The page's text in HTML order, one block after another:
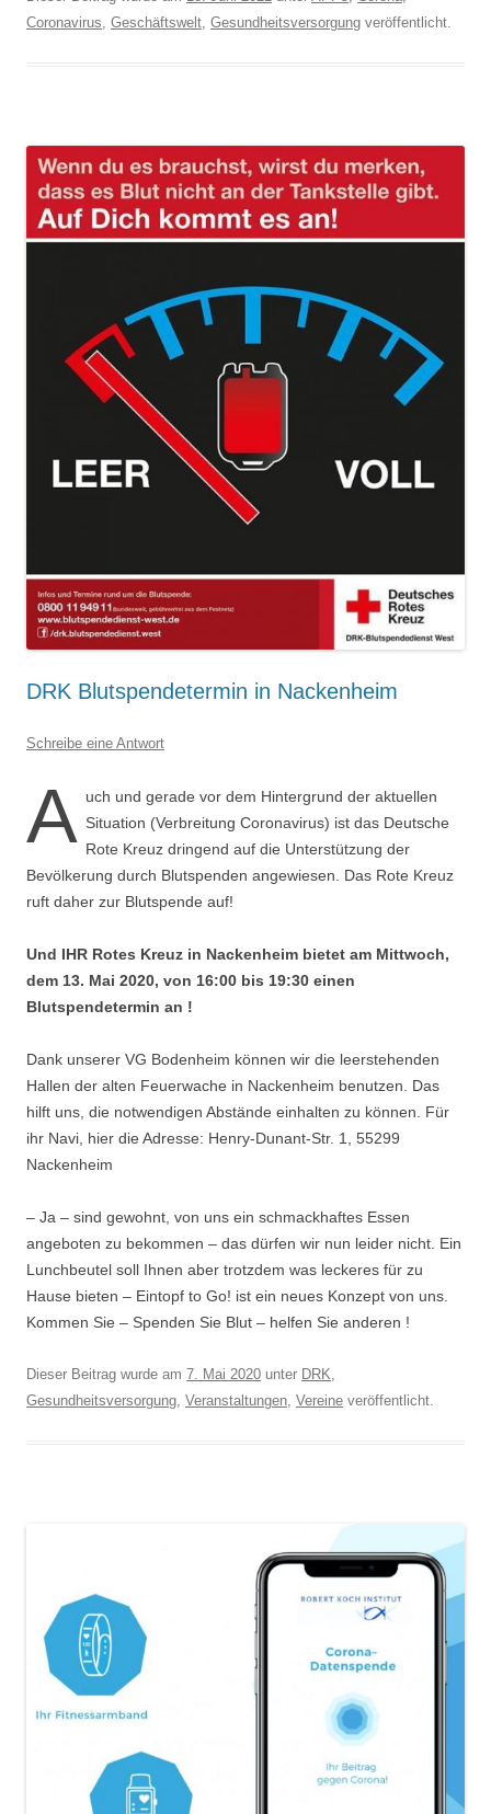
Coronavirus, Geschäftswelt, Gesundheitsversorgung veröffentlicht.
DRK Blutspendetermin in Nackenheim
Schreibe eine Antwort
A uch und gerade vor dem Hintergrund der aktuellen
Situation (Verbreitung Coronavirus) ist das Deutsche
Rote Kreuz dringend auf die Unterstützung der
Bevölkerung durch Blutspenden angewiesen. Das Rote Kreuz
ruft daher zur Blutspende auf!
Und IHR Rotes Kreuz in Nackenheim bietet am Mittwoch,
dem 13. Mai 2020, von 16:00 bis 19:30 einen
Blutspendetermin an !
Dank unserer VG Bodenheim können wir die leerstehenden
Hallen der alten Feuerwache in Nackenheim benutzen. Das
hilft uns, die notwendigen Abstände einhalten zu können. Für
ihr Navi, hier die Adresse: Henry-Dunant-Str. 1, 55299
Nackenheim
– Ja – sind gewohnt, von uns ein schmackhaftes Essen
angeboten zu bekommen – das dürfen wir nun leider nicht. Ein
Lunchbeutel soll Ihnen aber trotzdem was leckeres für zu
Hause bieten – Eintopf to Go! ist ein neues Konzept von uns.
Kommen Sie – Spenden Sie Blut – helfen Sie anderen !
Dieser Beitrag wurde am 7. Mai 2020 unter DRK,
Gesundheitsversorgung, Veranstaltungen, Vereine veröffentlicht.